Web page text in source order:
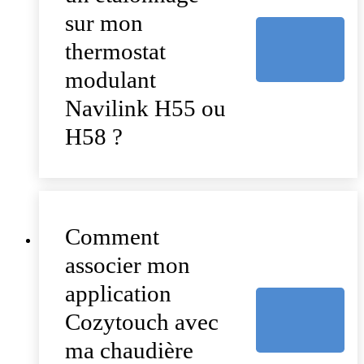
sur mon
thermostat
modulant
Navilink H55 ou
H58 ?
Comment
associer mon
application
Cozytouch avec
ma chaudière